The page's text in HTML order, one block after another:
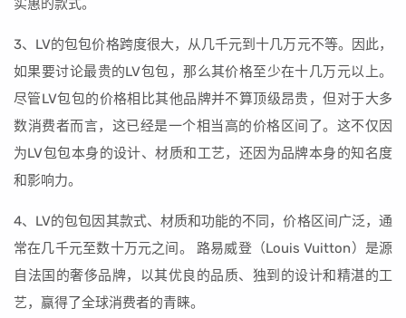
实惠的款式。
3、LV的包包价格跨度很大，从几千元到十几万元不等。因此，
如果要讨论最贵的LV包包，那么其价格至少在十几万元以上。
尽管LV包包的价格相比其他品牌并不算顶级昂贵，但对于大多
数消费者而言，这已经是一个相当高的价格区间了。这不仅因
为LV包包本身的设计、材质和工艺，还因为品牌本身的知名度
和影响力。
4、LV的包包因其款式、材质和功能的不同，价格区间广泛，通
常在几千元至数十万元之间。 路易威登（Louis Vuitton）是源
自法国的奢侈品牌，以其优良的品质、独到的设计和精湛的工
艺，赢得了全球消费者的青睐。